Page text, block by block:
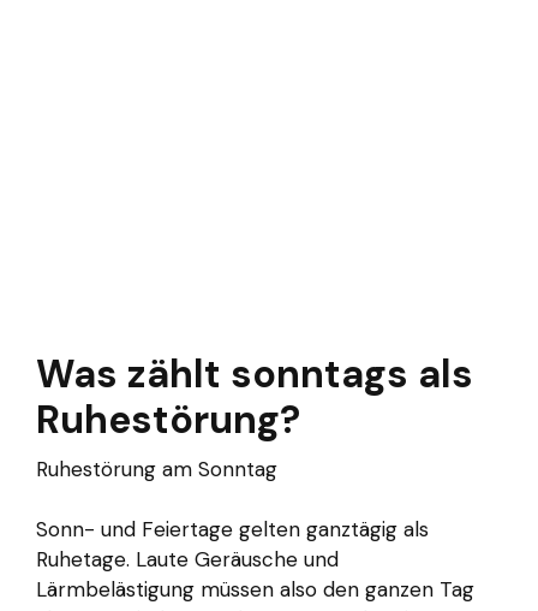
Was zählt sonntags als
Ruhestörung?
Ruhestörung am Sonntag
Sonn- und Feiertage gelten ganztägig als
Ruhetage. Laute Geräusche und
Lärmbelästigung müssen also den ganzen Tag